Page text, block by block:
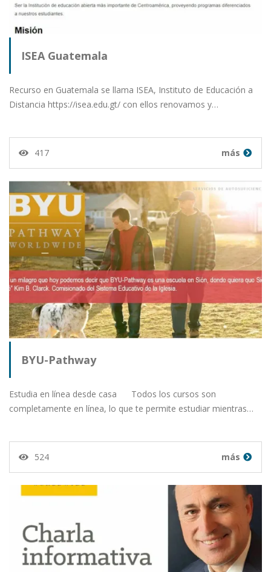
ISEA Guatemala
Recurso en Guatemala se llama ISEA, Instituto de Educación a
Distancia https://isea.edu.gt/ con ellos renovamos y…
417 más
BYU-Pathway
Estudia en línea desde casa Todos los cursos son
completamente en línea, lo que te permite estudiar mientras…
524 más